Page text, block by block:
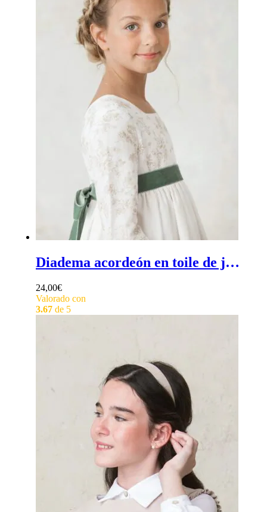
Diadema acordeón en toile de jouy - Diadema comunión niña en toile de jouy en forma de acordeón
24,00€
Valorado con
3.67de 5